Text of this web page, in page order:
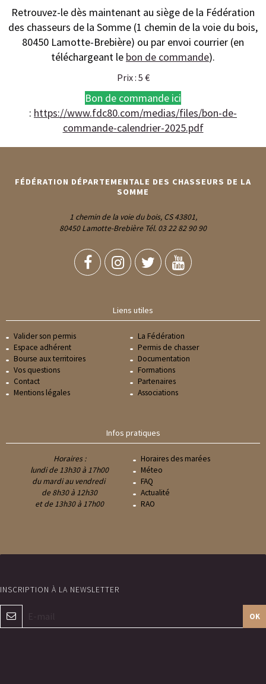
Retrouvez-le dès maintenant au siège de la Fédération
des chasseurs de la Somme (1 chemin de la voie du bois,
80450 Lamotte-Brebière) ou par envoi courrier (en
téléchargeant le bon de commande).
Prix : 5 €
Bon de commande ici
: https://www.fdc80.com/medias/files/bon-de-
commande-calendrier-2025.pdf
FÉDÉRATION DÉPARTEMENTALE DES CHASSEURS DE LA
SOMME
1 chemin de la voie du bois, CS 43801,
80450 Lamotte-Brebière Tél. 03 22 82 90 90
Liens utiles
Valider son permis
Espace adhérent
Bourse aux territoires
Vos questions
Contact
Mentions légales
La Fédération
Permis de chasser
Documentation
Formations
Partenaires
Associations
Infos pratiques
Horaires :
lundi de 13h30 à 17h00
du mardi au vendredi
de 8h30 à 12h30
et de 13h30 à 17h00
Horaires des marées
Méteo
FAQ
Actualité
RAO
OK